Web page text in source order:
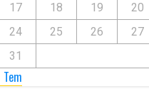
17
18 19 20
24
25 26 27
31